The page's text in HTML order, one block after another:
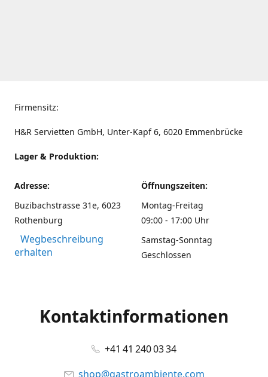
Firmensitz:
H&R Servietten GmbH, Unter-Kapf 6, 6020 Emmenbrücke
Lager & Produktion:
Adresse:
Buzibachstrasse 31e, 6023
Rothenburg
Wegbeschreibung
erhalten
Öffnungszeiten:
Montag-Freitag
09:00 - 17:00 Uhr
Samstag-Sonntag
Geschlossen
Kontaktinformationen
+41 41 240 03 34
shop@gastroambiente.com